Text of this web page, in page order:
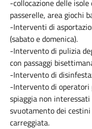
-collocazione delle
passerelle, area giochi
-Interventi di
(sabato e domenica).
-Intervento di pulizia
con passaggi
-Intervento di
-Intervento di
spiaggia non
svuotamento dei
carreggiata.